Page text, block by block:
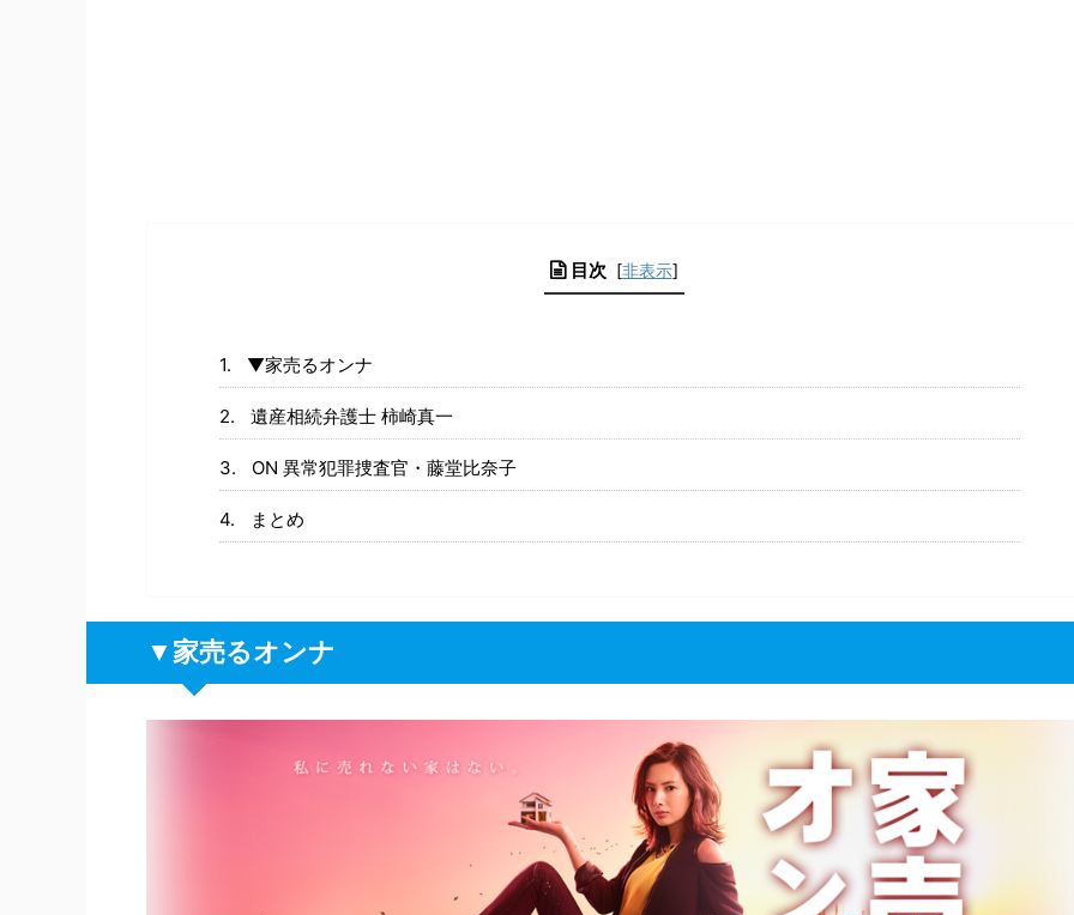
目次 [非表示]
▼家売るオンナ
遺産相続弁護士 柿崎真一
ON 異常犯罪捜査官・藤堂比奈子
まとめ
▼家売るオンナ